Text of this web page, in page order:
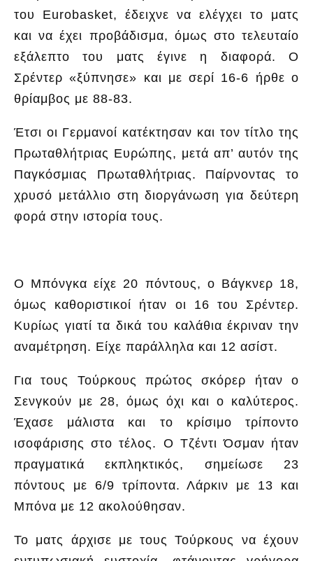
του Eurobasket, έδειχνε να ελέγχει το ματς
και να έχει προβάδισμα, όμως στο τελευταίο
εξάλεπτο του ματς έγινε η διαφορά. Ο
Σρέντερ «ξύπνησε» και με σερί 16-6 ήρθε ο
θρίαμβος με 88-83.
Έτσι οι Γερμανοί κατέκτησαν και τον τίτλο της
Πρωταθλήτριας Ευρώπης, μετά απ’ αυτόν της
Παγκόσμιας Πρωταθλήτριας. Παίρνοντας το
χρυσό μετάλλιο στη διοργάνωση για δεύτερη
φορά στην ιστορία τους.
Ο Μπόνγκα είχε 20 πόντους, ο Βάγκνερ 18,
όμως καθοριστικοί ήταν οι 16 του Σρέντερ.
Κυρίως γιατί τα δικά του καλάθια έκριναν την
αναμέτρηση. Είχε παράλληλα και 12 ασίστ.
Για τους Τούρκους πρώτος σκόρερ ήταν ο
Σενγκούν με 28, όμως όχι και ο καλύτερος.
Έχασε μάλιστα και το κρίσιμο τρίποντο
ισοφάρισης στο τέλος. Ο Τζέντι Όσμαν ήταν
πραγματικά εκπληκτικός, σημείωσε 23
πόντους με 6/9 τρίποντα. Λάρκιν με 13 και
Μπόνα με 12 ακολούθησαν.
Το ματς άρχισε με τους Τούρκους να έχουν